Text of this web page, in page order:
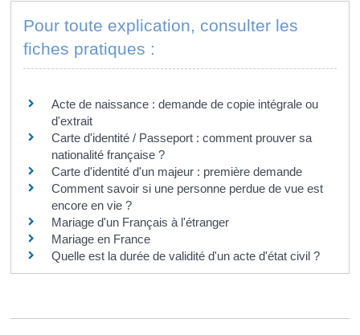
Pour toute explication, consulter les
fiches pratiques :
Acte de naissance : demande de copie intégrale ou
d'extrait
Carte d'identité / Passeport : comment prouver sa
nationalité française ?
Carte d'identité d'un majeur : première demande
Comment savoir si une personne perdue de vue est
encore en vie ?
Mariage d'un Français à l'étranger
Mariage en France
Quelle est la durée de validité d'un acte d'état civil ?